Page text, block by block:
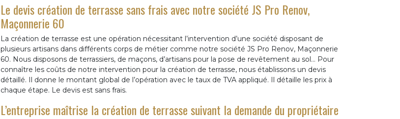
Le devis création de terrasse sans frais avec notre société JS Pro Renov,
Maçonnerie 60
La création de terrasse est une opération nécessitant l’intervention d’une société disposant de
plusieurs artisans dans différents corps de métier comme notre société JS Pro Renov, Maçonnerie
60. Nous disposons de terrassiers, de maçons, d’artisans pour la pose de revêtement au sol… Pour
connaître les coûts de notre intervention pour la création de terrasse, nous établissons un devis
détaillé. Il donne le montant global de l’opération avec le taux de TVA appliqué. Il détaille les prix à
chaque étape. Le devis est sans frais.
L’entreprise maîtrise la création de terrasse suivant la demande du propriétaire